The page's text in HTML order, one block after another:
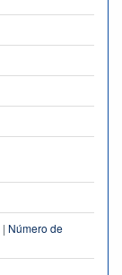
| Número de